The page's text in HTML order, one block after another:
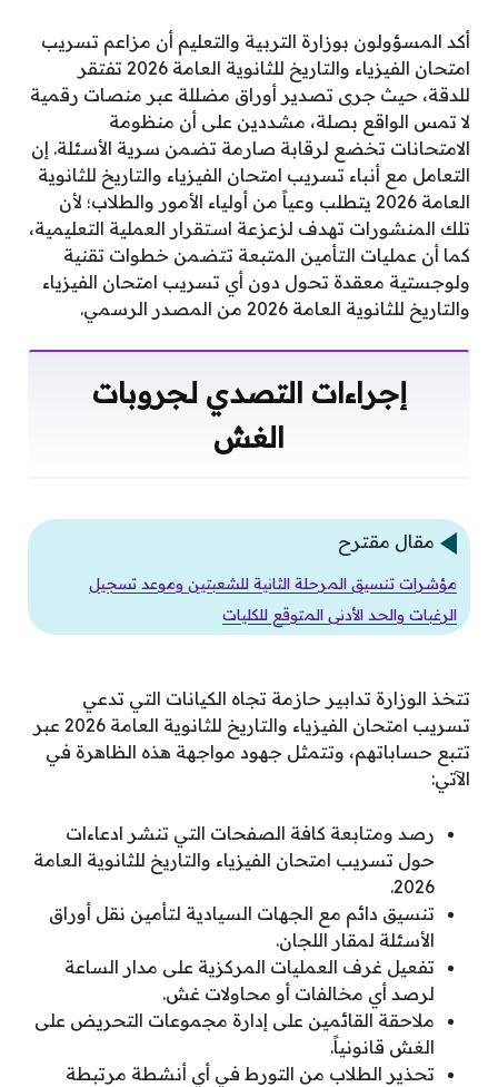
أكد المسؤولون بوزارة التربية والتعليم أن مزاعم تسريب
امتحان الفيزياء والتاريخ للثانوية العامة 2026 تفتقر
للدقة، حيث جرى تصدير أوراق مضللة عبر منصات رقمية
لا تمس الواقع بصلة، مشددين على أن منظومة
الامتحانات تخضع لرقابة صارمة تضمن سرية الأسئلة. إن
التعامل مع أنباء تسريب امتحان الفيزياء والتاريخ للثانوية
العامة 2026 يتطلب وعياً من أولياء الأمور والطلاب؛ لأن
تلك المنشورات تهدف لزعزعة استقرار العملية التعليمية،
كما أن عمليات التأمين المتبعة تتضمن خطوات تقنية
ولوجستية معقدة تحول دون أي تسريب امتحان الفيزياء
والتاريخ للثانوية العامة 2026 من المصدر الرسمي.
إجراءات التصدي لجروبات
الغش
مقال مقترح
مؤشرات تنسيق المرحلة الثانية للشعبتين وموعد تسجيل
الرغبات والحد الأدنى المتوقع للكليات
تتخذ الوزارة تدابير حازمة تجاه الكيانات التي تدعي
تسريب امتحان الفيزياء والتاريخ للثانوية العامة 2026 عبر
تتبع حساباتهم، وتتمثل جهود مواجهة هذه الظاهرة في
الآتي:
رصد ومتابعة كافة الصفحات التي تنشر ادعاءات
حول تسريب امتحان الفيزياء والتاريخ للثانوية العامة
2026.
تنسيق دائم مع الجهات السيادية لتأمين نقل أوراق
الأسئلة لمقار اللجان.
تفعيل غرف العمليات المركزية على مدار الساعة
لرصد أي مخالفات أو محاولات غش.
ملاحقة القائمين على إدارة مجموعات التحريض على
الغش قانونياً.
تحذير الطلاب من التورط في أي أنشطة مرتبطة